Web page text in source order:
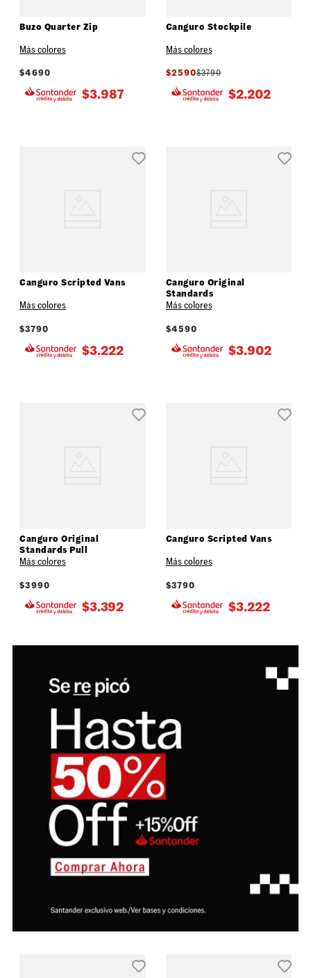
Buzo Quarter Zip
Más colores
$4690
$3.987
Canguro Stockpile
Más colores
$2590$3790
$2.202
Canguro Scripted Vans
Más colores
$3790
$3.222
Canguro Original
Standards
Más colores
$4590
$3.902
Canguro Original
Standards Pull
Más colores
$3990
$3.392
Canguro Scripted Vans
Más colores
$3790
$3.222